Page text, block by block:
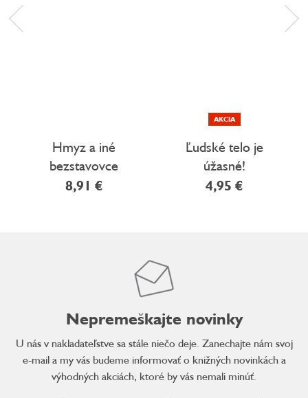
Hmyz a iné
bezstavovce
8,91 €
AKCIA
Ľudské telo je
úžasné!
4,95 €
Nepremeškajte novinky
U nás v nakladateľstve sa stále niečo deje. Zanechajte nám svoj
e-mail a my vás budeme informovať o knižných novinkách a
výhodných akciách, ktoré by vás nemali minúť.